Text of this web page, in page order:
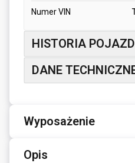
Numer VIN
HISTORIA
DANE
Wyposażenie
Opis